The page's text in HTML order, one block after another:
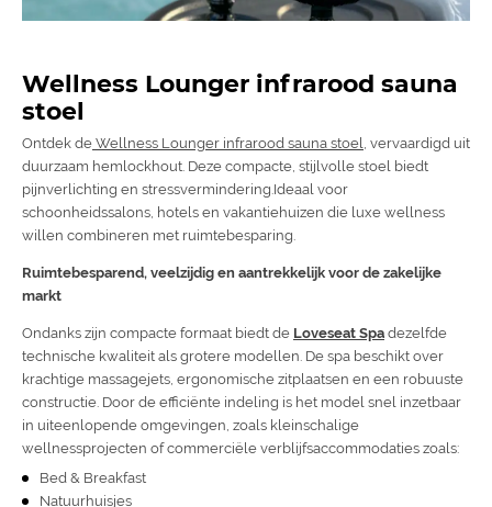
Wellness Lounger infrarood sauna
stoel
Ontdek de Wellness Lounger infrarood sauna stoel
, vervaardigd uit
duurzaam hemlockhout. Deze compacte, stijlvolle stoel biedt
pijnverlichting en stressvermindering.Ideaal voor
schoonheidssalons, hotels en vakantiehuizen die luxe wellness
willen combineren met ruimtebesparing.
Ruimtebesparend, veelzijdig en aantrekkelijk voor de zakelijke
markt
Ondanks zijn compacte formaat biedt de Loveseat Spa dezelfde
technische kwaliteit als grotere modellen. De spa beschikt over
krachtige massagejets, ergonomische zitplaatsen en een robuuste
constructie. Door de efficiënte indeling is het model snel inzetbaar
in uiteenlopende omgevingen, zoals kleinschalige
wellnessprojecten of commerciële verblijfsaccommodaties zoals:
Bed & Breakfast
Natuurhuisjes